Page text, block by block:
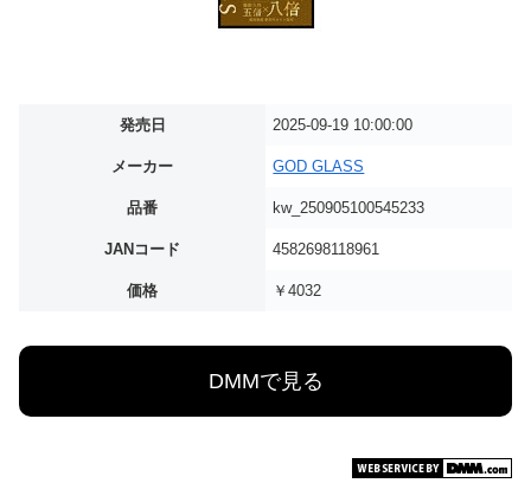
発売日 2025-09-19 10:00:00
メーカー GOD GLASS
品番 kw_250905100545233
JANコード 4582698118961
価格 ￥4032
DMMで見る